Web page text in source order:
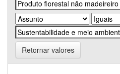
Retornar valores